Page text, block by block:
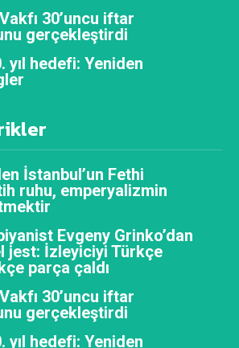
30’uncu iftar
gerçekleştirdi
yıl hedefi: Yeniden
İstanbul’un Fethi
ruhu, emperyalizmin
Evgeny Grinko’dan
jest: İzleyiciyi Türkçe
parça çaldı
30’uncu iftar
gerçekleştirdi
yıl hedefi: Yeniden